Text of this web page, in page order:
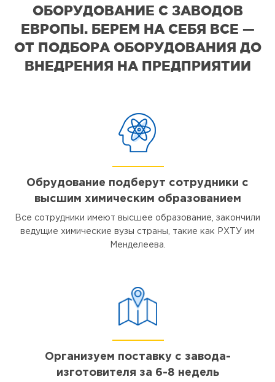
ОБОРУДОВАНИЕ С ЗАВОДОВ
ЕВРОПЫ. БЕРЕМ НА СЕБЯ ВСЕ —
ОТ ПОДБОРА ОБОРУДОВАНИЯ ДО
ВНЕДРЕНИЯ НА ПРЕДПРИЯТИИ
Обрудование подберут сотрудники с
высшим химическим образованием
Все сотрудники имеют высшее образование, закончили
ведущие химические вузы страны, такие как РХТУ им
Менделеева.
Организуем поставку с завода-
изготовителя за 6-8 недель